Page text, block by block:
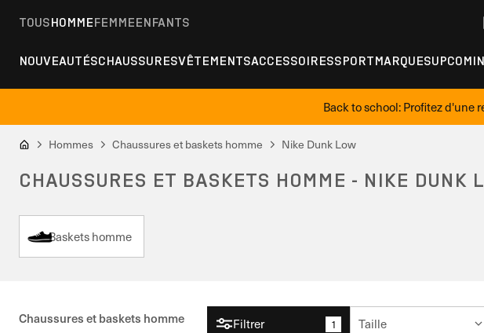
TOUSHOMMEFEMMEENFANTS
NOUVEAUTÉSCHAUSSURESVÊTEMENTSACCESSOIRESSPORTMARQUES
Back to school: Profitez d'une
Hommes Chaussures et baskets homme Nike Dunk Low
CHAUSSURES ET BASKETS HOMME - NIKE DUNK
Baskets homme
Chaussures et baskets homme Filtrer 1 Taille